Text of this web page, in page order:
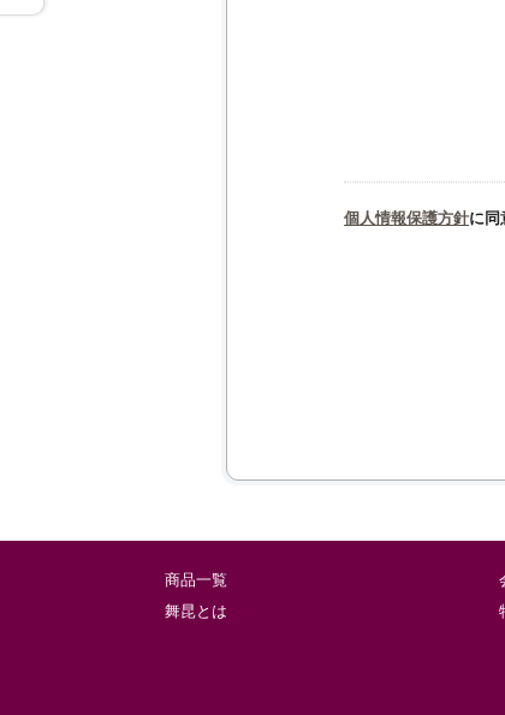
個人情報保護方針に同
商品一覧
舞昆とは